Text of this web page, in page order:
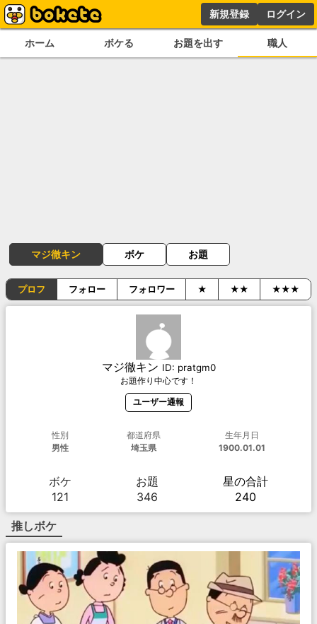
新規登録 ログイン
ホーム ボケる お題を出す 職人
マジ徹キン ボケ お題
プロフ フォロー フォロワー ★ ★★ ★★★
マジ徹キン ID: pratgm0
お題作り中心です！
ユーザー通報
性別
男性
都道府県
埼玉県
生年月日
1900.01.01
ボケ
121
お題
346
星の合計
240
推しボケ